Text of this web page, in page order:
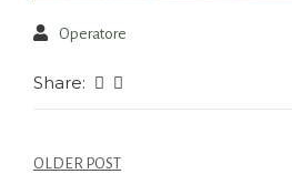
Operatore
Share:
OLDER POST